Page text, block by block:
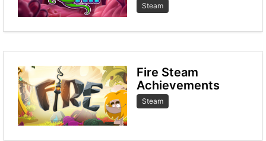
Steam
Fire Steam
Achievements
Steam